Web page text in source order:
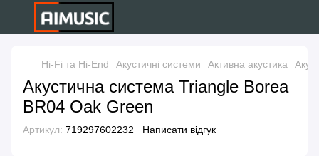
Hi-Fi та Hi-End Акустичні системи Активна акустика
Акустична система Triangle Borea
BR04 Oak Green
Артикул: 719297602232 Написати відгук